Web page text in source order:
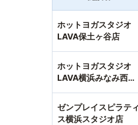
ホットヨガスタジオ
LAVA保土ヶ谷店
ホットヨガスタジオ
LAVA横浜みなみ西口
ゼンプレイスピラティ
ス横浜スタジオ店